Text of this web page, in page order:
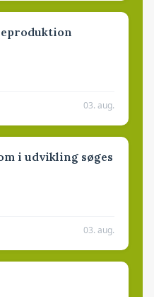
03. aug.
i udvikling søges
03. aug.